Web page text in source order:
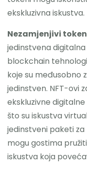
ekskluzivna iskustva.
Nezamjenjivi
jedinstvena
blockchain
koje su međusobno
jedinstven. NFT-ovi
ekskluzivne
što su iskustva
jedinstveni paketi za
mogu gostima
iskustva koja